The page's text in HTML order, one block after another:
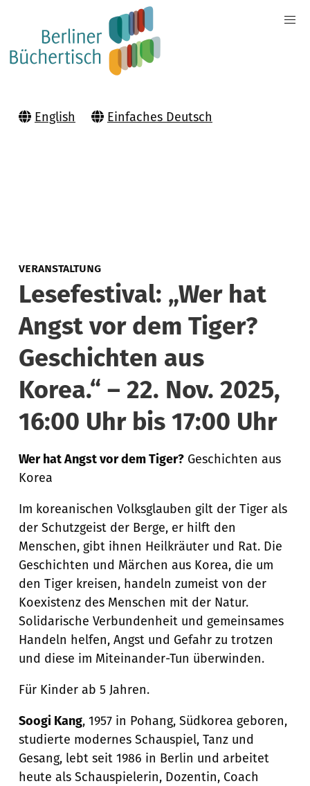
English Einfaches Deutsch
VERANSTALTUNG
Lesefestival: „Wer hat
Angst vor dem Tiger?
Geschichten aus
Korea.“ – 22. Nov. 2025,
16:00 Uhr bis 17:00 Uhr
Wer hat Angst vor dem Tiger? Geschichten aus
Korea
Im koreanischen Volksglauben gilt der Tiger als
der Schutzgeist der Berge, er hilft den
Menschen, gibt ihnen Heilkräuter und Rat. Die
Geschichten und Märchen aus Korea, die um
den Tiger kreisen, handeln zumeist von der
Koexistenz des Menschen mit der Natur.
Solidarische Verbundenheit und gemeinsames
Handeln helfen, Angst und Gefahr zu trotzen
und diese im Miteinander-Tun überwinden.
Für Kinder ab 5 Jahren.
Soogi Kang, 1957 in Pohang, Südkorea geboren,
studierte modernes Schauspiel, Tanz und
Gesang, lebt seit 1986 in Berlin und arbeitet
heute als Schauspielerin, Dozentin, Coach